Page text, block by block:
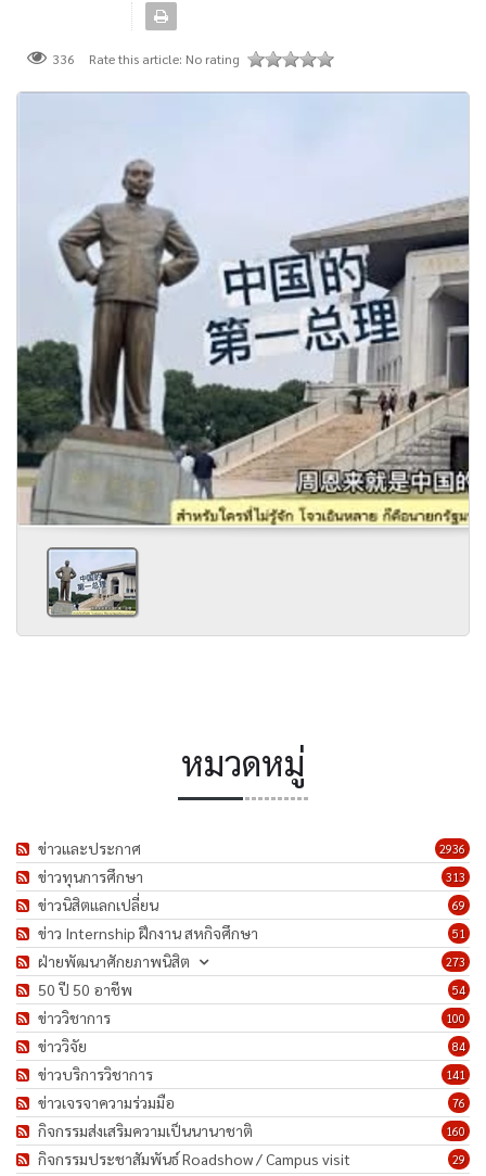
336 Rate this article: No rating
หมวดหมู่
2936
ข่าวและประกาศ
313
ข่าวทุนการศึกษา
69
ข่าวนิสิตแลกเปลี่ยน
51
ข่าว Internship ฝึกงาน สหกิจศึกษา
273
ฝ่ายพัฒนาศักยภาพนิสิต
54
50 ปี 50 อาชีพ
100
ข่าววิชาการ
84
ข่าววิจัย
141
ข่าวบริการวิชาการ
76
ข่าวเจรจาความร่วมมือ
160
กิจกรรมส่งเสริมความเป็นนานาชาติ
29
กิจกรรมประชาสัมพันธ์ Roadshow / Campus visit